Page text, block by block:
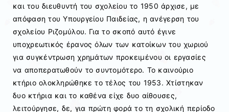
και του διευθυντή του σχολείου το 1950 άρχισε, με
απόφαση του Υπουργείου Παιδείας, η ανέγερση του
σχολείου Ριζομύλου. Για το σκοπό αυτό έγινε
υποχρεωτικός έρανος όλων των κατοίκων του χωριού
για συγκέντρωση χρημάτων προκειμένου οι εργασίες
να αποπερατωθούν το συντομότερο. Το καινούριο
κτήριο ολοκληρώθηκε το τέλος του 1953. Χτίστηκαν
δυο κτήρια και το καθένα είχε δυο αίθουσες,
λειτούργησε, δε, για πρώτη φορά το τη σχολική περίοδο